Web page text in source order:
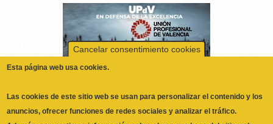
Esta página web usa cookies.
Las cookies de este sitio web se usan para personalizar el contenido y los
anuncios, ofrecer funciones de redes sociales y analizar el tráfico.
Además, compartimos información sobre el uso que haga del sitio web
quienes pueden combinarla con otra información que les haya
proporcionado o que hayan recopilado a partir del uso que haya hecho de